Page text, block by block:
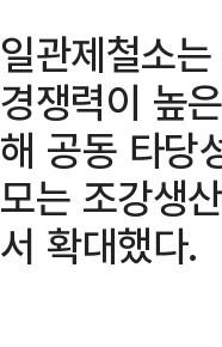
일관제철소
경쟁력이 높
해 공동 타당
모는 조강생
서 확대했다.